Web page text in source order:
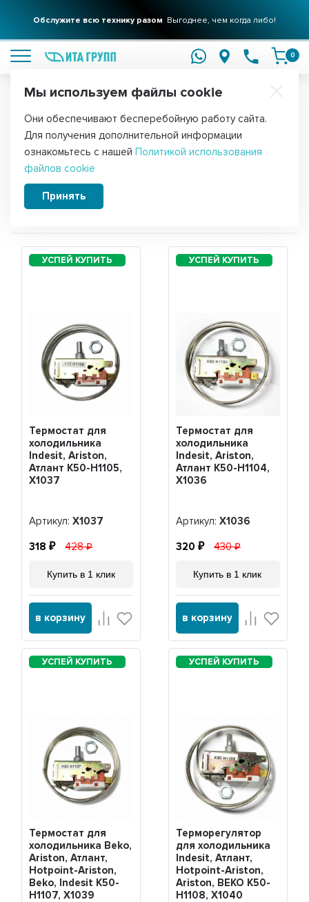
Обслужите всю технику разом Выгоднее, чем когда либо!
0
Главная
Запчасти для холодильника Nordfrost
NRB 118 032
Термостат для
холодильника
Indesit, Ariston,
Атлант K50-H1105,
Х1037
Артикул:Х1037
318 428
Купить в 1 клик
в корзину
Термостат для
холодильника
Indesit, Ariston,
Атлант K50-H1104,
Х1036
Артикул: Х1036
320 430
Купить в 1 клик
в корзину
Термостат для
холодильника Beko,
Ariston, Атлант,
Hotpoint-Ariston,
Beko, Indesit K50-
H1107, Х1039
Терморегулятор
для холодильника
Indesit, Атлант,
Hotpoint-Ariston,
Ariston, BEKO K50-
H1108, Х1040
Мы используем файлы cookie
Они обеспечивают бесперебойную работу сайта.
Для получения дополнительной информации
ознакомьтесь с нашей Политикой использования
файлов cookie
Принять